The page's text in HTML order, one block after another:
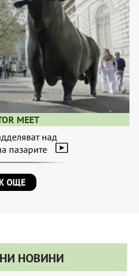
MEET
над
пазарите
ОЩЕ
НОВИНИ